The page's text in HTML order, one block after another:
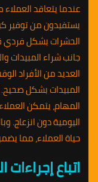
عندما يتعاقد
يستفيدون من توفير
الحشرات بشكل فردي
جانب شراء المبيدات
العديد من الأفراد
المبيدات بشكل
المهام، يتمكن
اليومية دون انزعاج.
حياة العملاء، مما
اتباع إجراءات